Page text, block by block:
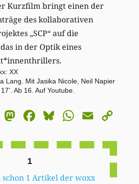
Kurzfilm bringt einen der
des kollaborativen
„SCP“ auf die
in der Optik eines
XX
Lang. Mit Jasika Nicole, Neil Napier
Ab 16. Auf Youtube.
Mastodon
Facebook
BlueskyEmail
1
schon 1 Artikel der woxx